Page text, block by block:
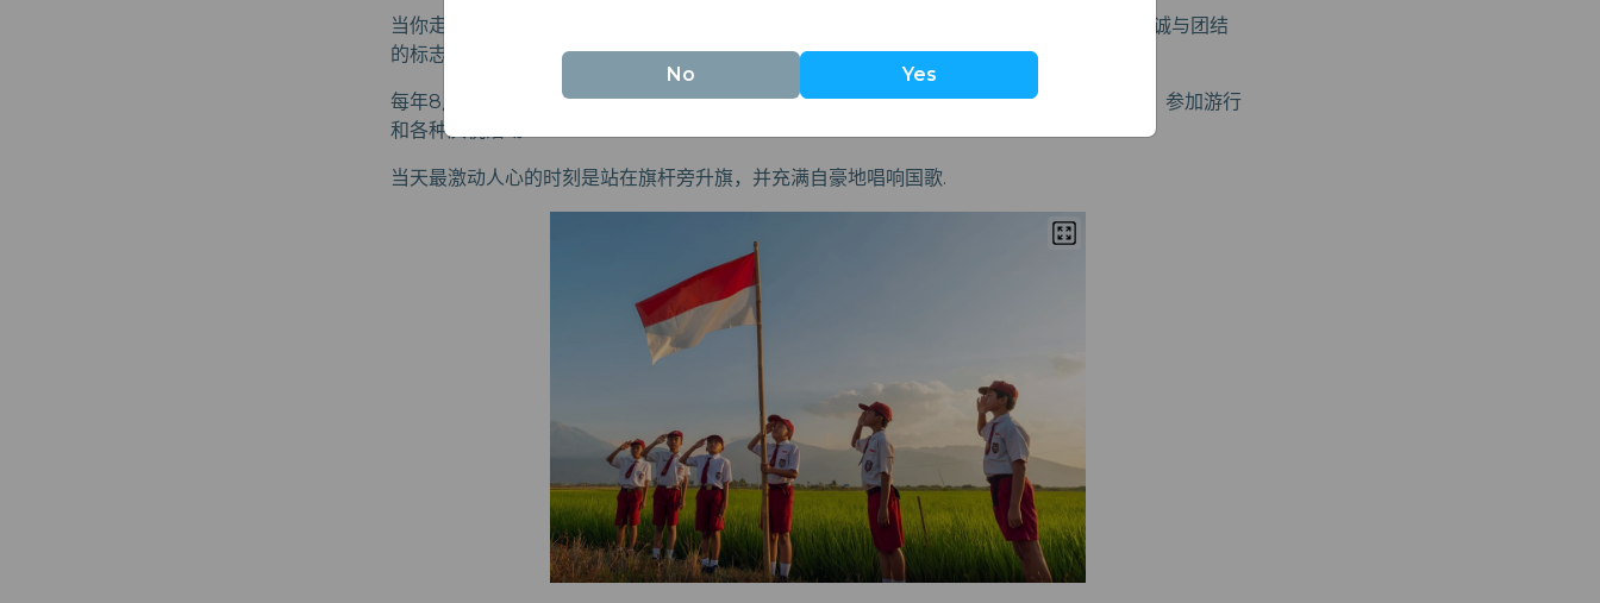
当你走过社区、学校附近时，红白条纹随处可见。它不仅仅是一面旗帜，更是谈资，也是忠诚与团结
的标志.
每年8月17日，全国上下庆祝国家的独立，国旗高扬，充满自豪。这一天，人们聚集在一起，参加游行
和各种庆祝活动.
当天最激动人心的时刻是站在旗杆旁升旗，并充满自豪地唱响国歌.
No Yes